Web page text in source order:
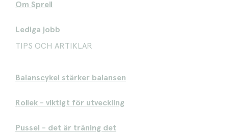
Om Sprell
Lediga jobb
TIPS OCH ARTIKLAR
Balanscykel stärker balansen
Rollek - viktigt för utveckling
Pussel - det är träning det